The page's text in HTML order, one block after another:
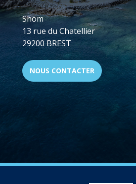
Shom
13 rue du Chatellier
29200 BREST
NOUS CONTACTER